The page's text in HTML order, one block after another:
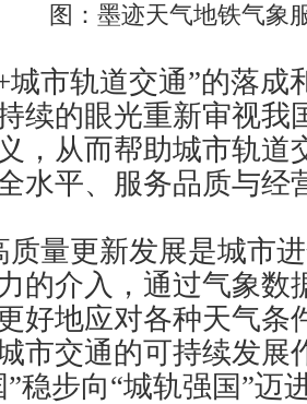
图：墨迹天气地铁气象
城市轨道交通”的落成
续的眼光重新审视我
，从而帮助城市轨道
水平、服务品质与经
质量更新发展是城市
的介入，通过气象数
好地应对各种天气条
市交通的可持续发展
稳步向“城轨强国”迈